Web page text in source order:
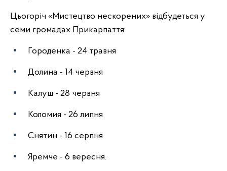
Цьогоріч «Мистецтво нескорених» відбудеться у
семи громадах Прикарпаття:
Городенка - 24 травня
Долина - 14 червня
Калуш - 28 червня
Коломия - 26 липня
Снятин - 16 серпня
Яремче - 6 вересня.